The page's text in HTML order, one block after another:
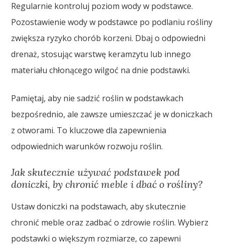
Regularnie kontroluj poziom wody w podstawce.
Pozostawienie wody w podstawce po podlaniu rośliny
zwiększa ryzyko chorób korzeni. Dbaj o odpowiedni
drenaż, stosując warstwę keramzytu lub innego
materiału chłonącego wilgoć na dnie podstawki.
Pamiętaj, aby nie sadzić roślin w podstawkach
bezpośrednio, ale zawsze umieszczać je w doniczkach
z otworami. To kluczowe dla zapewnienia
odpowiednich warunków rozwoju roślin.
Jak skutecznie używać podstawek pod
doniczki, by chronić meble i dbać o rośliny?
Ustaw doniczki na podstawach, aby skutecznie
chronić meble oraz zadbać o zdrowie roślin. Wybierz
podstawki o większym rozmiarze, co zapewni